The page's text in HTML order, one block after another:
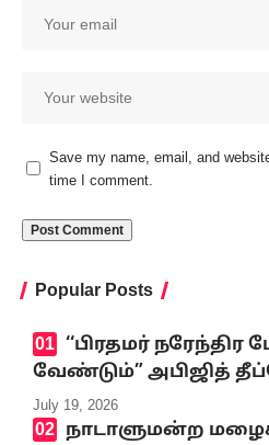
Save my name, email, and
time I comment.
Popular Posts
‘‘பிரதமர் நரேந்திர
வேண்டும்” அபிஜித்
July 19, 2026
நாடாளுமன்ற